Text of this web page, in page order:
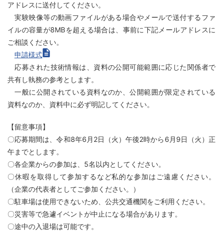
アドレスに送付してください。
実験映像等の動画ファイルがある場合やメールで送付するファ
イルの容量が8MBを超える場合は、事前に下記メールアドレスに
ご相談ください。
申請様式
応募された技術情報は、資料の公開可能範囲に応じた関係者で
共有し執務の参考とします。
一般に公開されている資料なのか、公開範囲が限定されている
資料なのか、資料中に必ず明記してください。
【留意事項】
〇応募期間は、令和8年6月2日（火）午後2時から6月9日（火）正
午までとします。
〇各企業からの参加は、5名以内としてください。
〇休暇を取得して参加するなど私的な参加はご遠慮ください。
（企業の代表者としてご参加ください。）
〇駐車場は使用できないため、公共交通機関をご利用ください。
〇災害等で急遽イベントが中止になる場合があります。
〇途中の入退場は可能です。